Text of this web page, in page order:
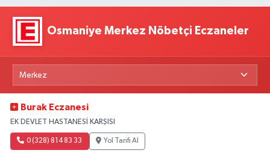
Osmaniye Merkez Nöbetçi Eczaneler
Burak Eczanesi
EK DEVLET HASTANESİ KARŞISI
0 (328) 814 83 33 Yol Tarifi Al